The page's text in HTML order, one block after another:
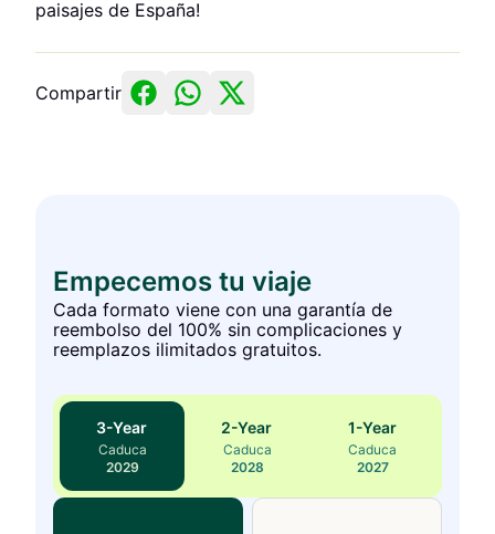
paisajes de España!
Compartir
Empecemos tu viaje
Cada formato viene con una garantía de
reembolso del 100% sin complicaciones y
reemplazos ilimitados gratuitos.
3-Year
Caduca
2029
2-Year
Caduca
2028
1-Year
Caduca
2027